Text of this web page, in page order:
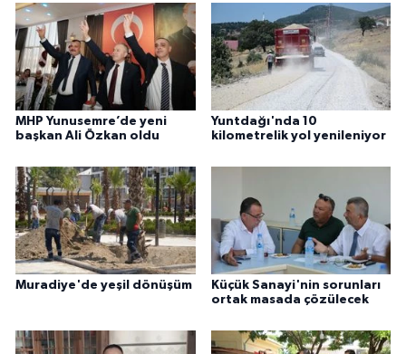
MHP Yunusemre’de yeni
başkan Ali Özkan oldu
Yuntdağı'nda 10
kilometrelik yol yenileniyor
Muradiye'de yeşil dönüşüm
Küçük Sanayi'nin sorunları
ortak masada çözülecek